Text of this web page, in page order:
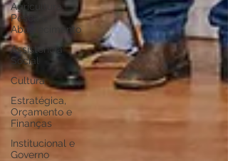
Agricultura,
Pesca e
Abastecimento
Assistência
Social
Cultura
Estratégica,
Orçamento e
Finanças
Institucional e
Governo